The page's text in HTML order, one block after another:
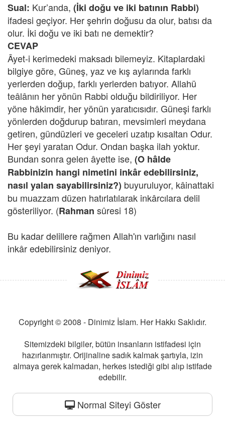
Sual: Kur’anda, (İki doğu ve iki batının Rabbi)
ifadesi geçiyor. Her şehrin doğusu da olur, batısı da
olur. İki doğu ve iki batı ne demektir?
CEVAP
Âyet-i kerimedeki maksadı bilemeyiz. Kitaplardaki
bilgiye göre, Güneş, yaz ve kış aylarında farklı
yerlerden doğup, farklı yerlerden batıyor. Allahü
teâlânın her yönün Rabbi olduğu bildiriliyor. Her
yöne hâkimdir, her yönün yaratıcısıdır. Güneşi farklı
yönlerden doğdurup batıran, mevsimleri meydana
getiren, gündüzleri ve geceleri uzatıp kısaltan Odur.
Her şeyi yaratan Odur. Ondan başka ilah yoktur.
Bundan sonra gelen âyette ise, (O hâlde
Rabbinizin hangi nimetini inkâr edebilirsiniz,
nasıl yalan sayabilirsiniz?) buyuruluyor, kâinattaki
bu muazzam düzen hatırlatılarak inkârcılara delil
gösteriliyor. (Rahman sûresi 18)
Bu kadar delillere rağmen Allah'ın varlığını nasıl
inkâr edebilirsiniz deniyor.
Copyright © 2008 - Dinimiz İslam. Her Hakkı Saklıdır.
Sitemizdeki bilgiler, bütün insanların istifadesi için
hazırlanmıştır. Orijinaline sadık kalmak şartıyla, izin
almaya gerek kalmadan, herkes istediği gibi alıp istifade
edebilir.
Normal Siteyi Göster